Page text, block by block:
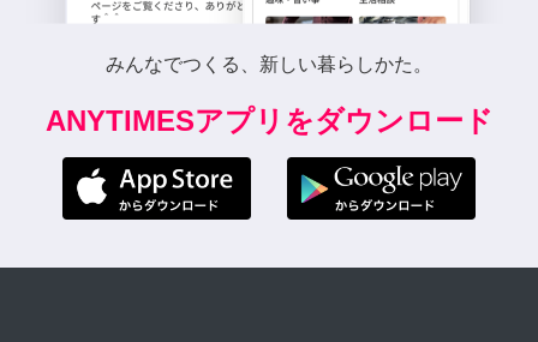
みんなでつくる、新しい暮らしかた。
ANYTIMESアプリをダウンロード